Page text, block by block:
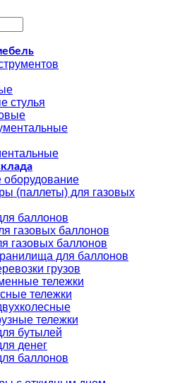
стулья
оборудование
(паллеты) для газовых
баллонов
газовых баллонов
газовых баллонов
для баллонов
грузов
тележки
тележки
тележки
бутылей
денег
баллонов